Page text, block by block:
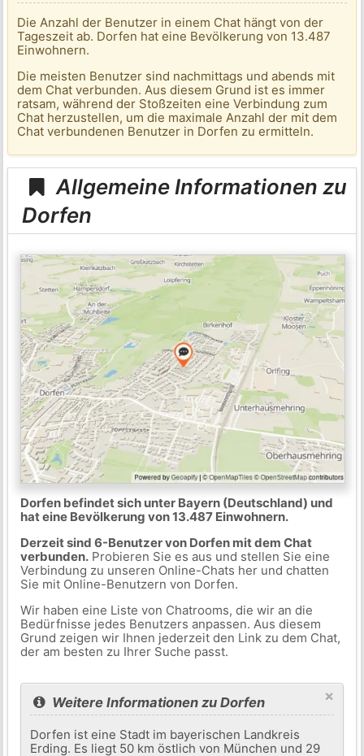
Die Anzahl der Benutzer in einem Chat hängt von der
Tageszeit ab. Dorfen hat eine Bevölkerung von 13.487
Einwohnern.
Die meisten Benutzer sind nachmittags und abends mit
dem Chat verbunden. Aus diesem Grund ist es immer
ratsam, während der Stoßzeiten eine Verbindung zum
Chat herzustellen, um die maximale Anzahl der mit dem
Chat verbundenen Benutzer in Dorfen zu ermitteln.
Allgemeine Informationen zu
Dorfen
Dorfen befindet sich unter Bayern (Deutschland) und
hat eine Bevölkerung von 13.487 Einwohnern.
Derzeit sind 6-Benutzer von Dorfen mit dem Chat
verbunden.Probieren Sie es aus und stellen Sie eine
Verbindung zu unseren Online-Chats her und chatten
Sie mit Online-Benutzern von Dorfen.
Wir haben eine Liste von Chatrooms, die wir an die
Bedürfnisse jedes Benutzers anpassen. Aus diesem
Grund zeigen wir Ihnen jederzeit den Link zu dem Chat,
der am besten zu Ihrer Suche passt.
×
Weitere Informationen zu Dorfen
Dorfen ist eine Stadt im bayerischen Landkreis
Erding. Es liegt 50 km östlich von München und 29